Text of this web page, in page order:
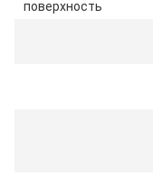
поверхность